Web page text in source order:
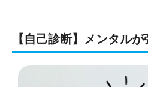
【自己診断】メンタル